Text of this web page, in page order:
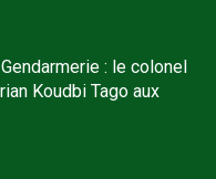
: le colonel
Koudbi Tago aux